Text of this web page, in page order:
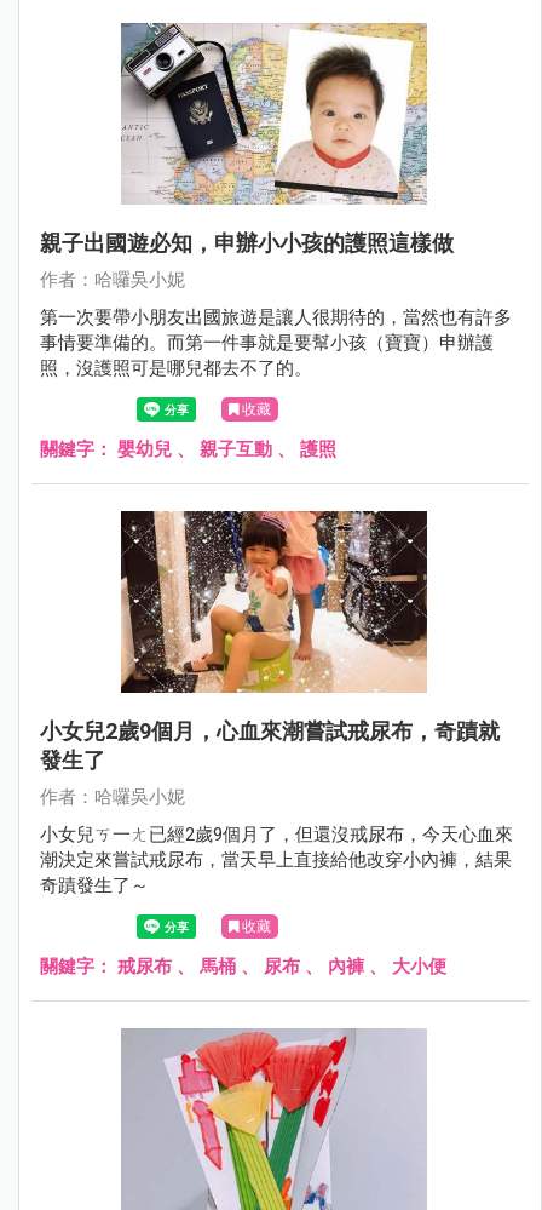
親子出國遊必知，申辦小小孩的護照這樣做
作者：哈囉吳小妮
第一次要帶小朋友出國旅遊是讓人很期待的，當然也有許多
事情要準備的。而第一件事就是要幫小孩（寶寶）申辦護
照，沒護照可是哪兒都去不了的。
收藏
關鍵字： 嬰幼兒 、 親子互動 、 護照
小女兒2歲9個月，心血來潮嘗試戒尿布，奇蹟就
發生了
作者：哈囉吳小妮
小女兒ㄎ一ㄤ已經2歲9個月了，但還沒戒尿布，今天心血來
潮決定來嘗試戒尿布，當天早上直接給他改穿小內褲，結果
奇蹟發生了～
收藏
關鍵字： 戒尿布 、 馬桶 、 尿布 、 內褲 、 大小便